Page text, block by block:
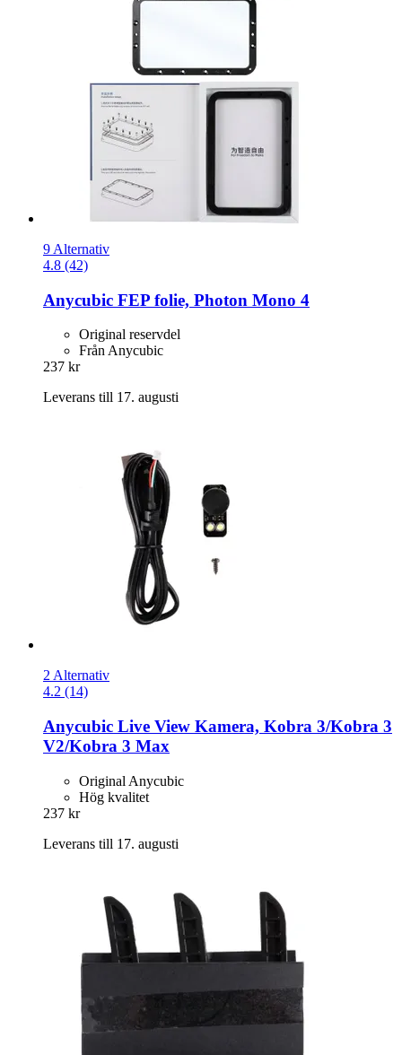
9 Alternativ
4.8 (42)
Anycubic FEP folie, Photon Mono 4
Original reservdel
Från Anycubic
237 kr
Leverans till 17. augusti
2 Alternativ
4.2 (14)
Anycubic Live View Kamera, Kobra 3/Kobra 3
V2/Kobra 3 Max
Original Anycubic
Hög kvalitet
237 kr
Leverans till 17. augusti